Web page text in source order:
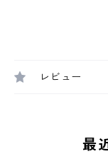
レビュー
最